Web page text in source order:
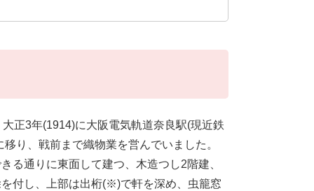
正3年(1914)に大阪電気軌道奈良駅(現近鉄
り、戦前まで織物業を営んでいました。
通りに東面して建つ、木造つし2階建、
付し、上部は出桁(※)で軒を深め、虫籠窓